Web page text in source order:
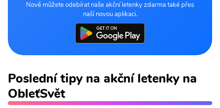
Nově můžete odebírat naše akční letenky zdarma také přes
naší novou aplikaci.
Poslední tipy na akční letenky na
ObleťSvět